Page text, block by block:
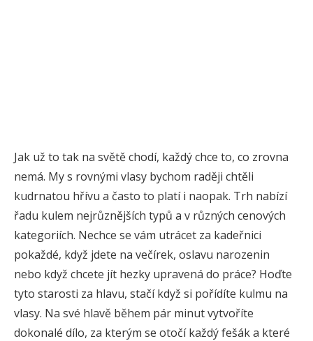
Jak už to tak na světě chodí, každý chce to, co zrovna
nemá. My s rovnými vlasy bychom raději chtěli
kudrnatou hřívu a často to platí i naopak. Trh nabízí
řadu kulem nejrůznějších typů a v různých cenových
kategoriích. Nechce se vám utrácet za kadeřnici
pokaždé, když jdete na večírek, oslavu narozenin
nebo když chcete jít hezky upravená do práce? Hoďte
tyto starosti za hlavu, stačí když si pořídíte kulmu na
vlasy. Na své hlavě během pár minut vytvoříte
dokonalé dílo, za kterým se otočí každý fešák a které